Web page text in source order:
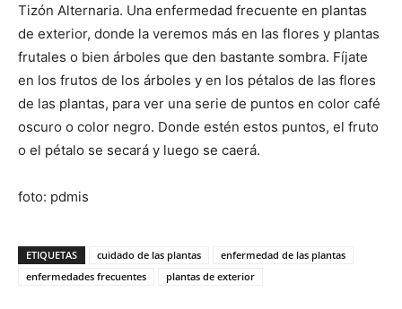
Tizón Alternaria. Una enfermedad frecuente en plantas
de exterior, donde la veremos más en las flores y plantas
frutales o bien árboles que den bastante sombra. Fíjate
en los frutos de los árboles y en los pétalos de las flores
de las plantas, para ver una serie de puntos en color café
oscuro o color negro. Donde estén estos puntos, el fruto
o el pétalo se secará y luego se caerá.
foto: pdmis
ETIQUETAS cuidado de las plantas
enfermedad de las plantas
enfermedades frecuentes
plantas de exterior